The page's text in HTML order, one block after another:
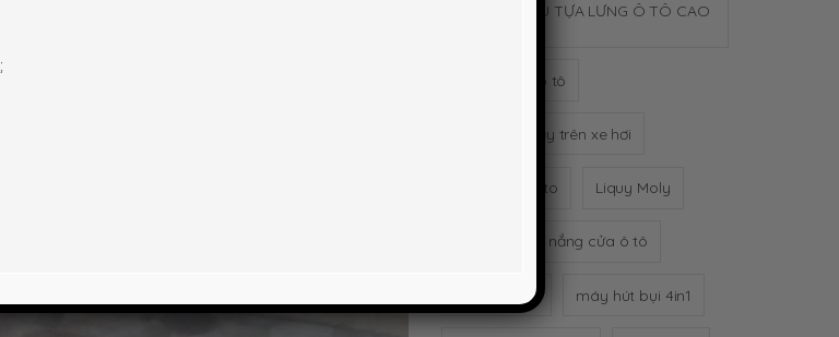
GỐI TỰA ĐẦU TỰA LƯNG Ô TÔ CAO
gối tựa đầu ô tô
Hộp khăn giấy trên xe hơi
khử mùi xe oto Liquy Moly
Màn xếp chê nắng cửa ô tô
máy hút bụi máy hút bụi 4in1